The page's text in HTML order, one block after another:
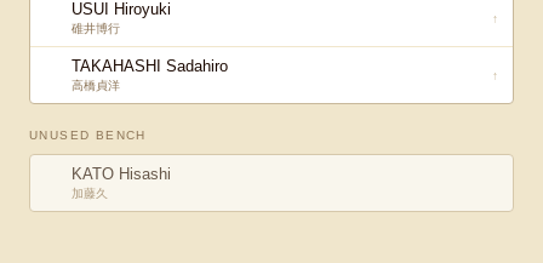
USUI Hiroyuki
碓井博行
↑
TAKAHASHI Sadahiro
高橋貞洋
↑
UNUSED BENCH
KATO Hisashi
加藤久